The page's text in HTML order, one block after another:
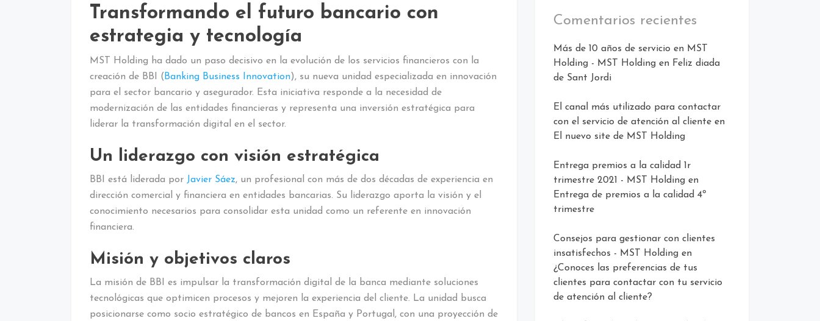
Transformando el futuro bancario con
estrategia y tecnología
MST Holding ha dado un paso decisivo en la evolución de los servicios financieros con la
creación de BBI ( Banking Business Innovation), su nueva unidad especializada en innovación
para el sector bancario y asegurador. Esta iniciativa responde a la necesidad de
modernización de las entidades financieras y representa una inversión estratégica para
liderar la transformación digital en el sector.
Un liderazgo con visión estratégica
BBI está liderada por Javier Sáez, un profesional con más de dos décadas de experiencia en
dirección comercial y financiera en entidades bancarias. Su liderazgo aporta la visión y el
conocimiento necesarios para consolidar esta unidad como un referente en innovación
financiera.
Misión y objetivos claros
La misión de BBI es impulsar la transformación digital de la banca mediante soluciones
tecnológicas que optimicen procesos y mejoren la experiencia del cliente. La unidad busca
posicionarse como socio estratégico de bancos en España y Portugal, con una proyección de
Comentarios recientes
Más de 10 años de servicio en MST
Holding - MST Holding en Feliz diada
de Sant Jordi
El canal más utilizado para contactar
con el servicio de atención al cliente en
El nuevo site de MST Holding
Entrega premios a la calidad 1r
trimestre 2021 - MST Holding en
Entrega de premios a la calidad 4º
trimestre
Consejos para gestionar con clientes
insatisfechos - MST Holding en
¿Conoces las preferencias de tus
clientes para contactar con tu servicio
de atención al cliente?